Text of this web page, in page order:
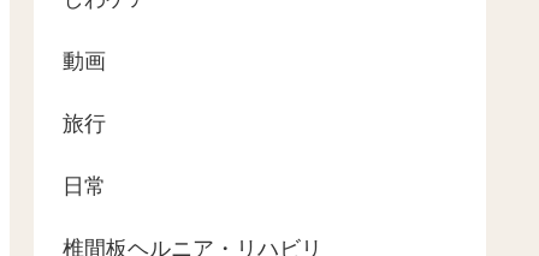
動画
旅行
日常
椎間板ヘルニア・リハビリ